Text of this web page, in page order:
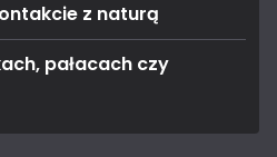
z naturą
pałacach czy